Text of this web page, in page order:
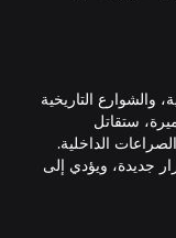
والشوارع التاريخية
ستقاتل
الداخلية.
جديدة، ويؤدي إلى